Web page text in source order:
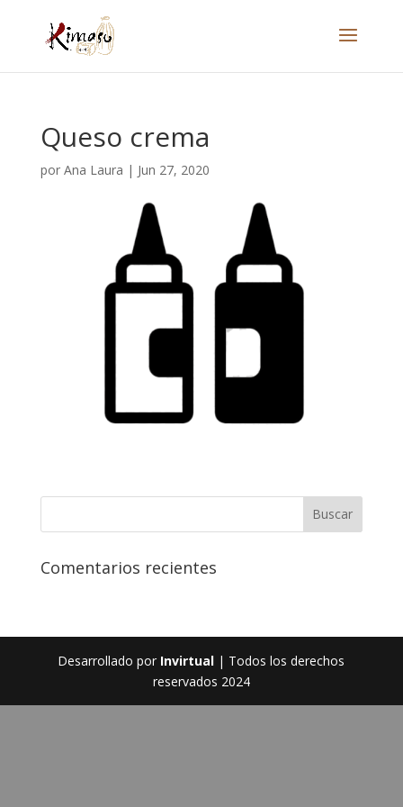
Queso crema
por Ana Laura | Jun 27, 2020
Comentarios recientes
Desarrollado por Invirtual | Todos los derechos
reservados 2024